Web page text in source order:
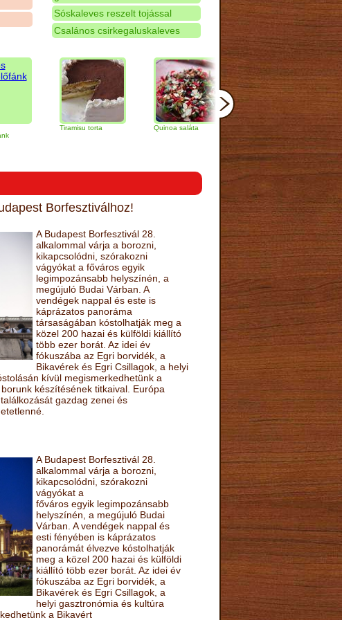
Sóskaleves reszelt tojással
Csalános csirkegaluskaleves
Tiramisu torta Quinoa saláta Mandulás kifli
narancs
Borfesztiválhoz!
A Budapest Borfesztivál 28.
alkalommal várja a borozni,
kikapcsolódni, szórakozni
vágyókat a főváros egyik
legimpozánsabb helyszínén, a
megújuló Budai Várban. A
vendégek nappal és este is
káprázatos panoráma
társaságában kóstolhatják meg a
közel 200 hazai és külföldi kiállító
több ezer borát. Az idei év
fókuszába az Egri borvidék, a
Bikavérek és Egri Csillagok, a helyi
kívül megismerkedhetünk a
készítésének titkaival. Európa
gazdag zenei és
A Budapest Borfesztivál 28.
alkalommal várja a borozni,
kikapcsolódni, szórakozni
vágyókat a
főváros egyik legimpozánsabb
helyszínén, a megújuló Budai
Várban. A vendégek nappal és
esti fényében is káprázatos
panorámát élvezve kóstolhatják
meg a közel 200 hazai és külföldi
kiállító több ezer borát. Az idei év
fókuszába az Egri borvidék, a
Bikavérek és Egri Csillagok, a
helyi gasztronómia és kultúra
a Bikavért